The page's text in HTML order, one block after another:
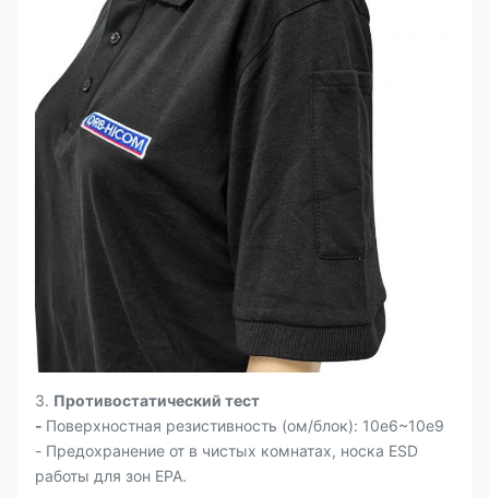
3. Противостатический тест
- Поверхностная резистивность (ом/блок): 10e6~10e9
- Предохранение от в чистых комнатах, носка ESD
работы для зон EPA.